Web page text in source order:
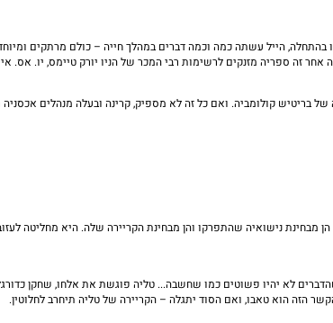
הייל עשתה כמה וכמה דברים במהלך חייה – כולם מרתקים
זה ספריה מזנקים לרשימות רבי המכר של הניו יורק טיימס, יו. אס. איי
בריטיש קולומביה. ואם כל זה לא מספיק, קרינה ובעלה מנהלים
מבחינת נישואיה שהתפרקו והן מבחינת הקריירה שלה. היא מחליטה
לא יהיו פשוטים כמו שחשבה... טליה פוגשת את אלחו, שחקן
הזה הוא טאבו, ואם הסוד יתגלה – הקריירה של טליה תיחרב לחלוטין.